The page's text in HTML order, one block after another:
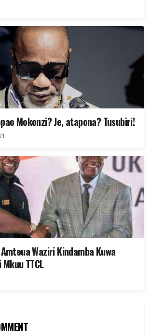
Mokonzi? Je, atapona? Tusubiri!
Waziri Kindamba Kuwa
TTCL